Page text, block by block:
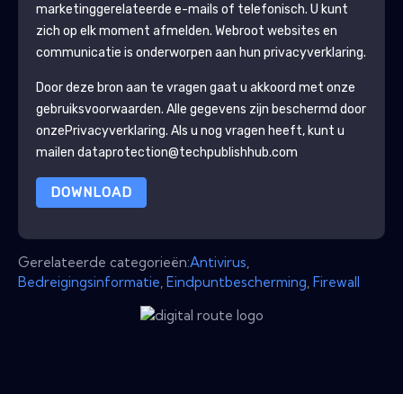
marketinggerelateerde e-mails of telefonisch. U kunt
zich op elk moment afmelden. Webroot websites en
communicatie is onderworpen aan hun privacyverklaring.
Door deze bron aan te vragen gaat u akkoord met onze
gebruiksvoorwaarden. Alle gegevens zijn beschermd door
onzePrivacyverklaring. Als u nog vragen heeft, kunt u
mailen dataprotection@techpublishhub.com
DOWNLOAD
Gerelateerde categorieën:Antivirus
Bedreigingsinformatie Eindpuntbescherming Firewall